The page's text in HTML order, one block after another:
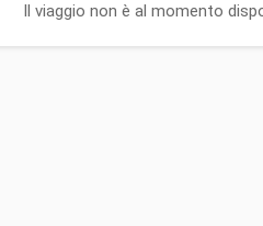
Il viaggio non è al momento